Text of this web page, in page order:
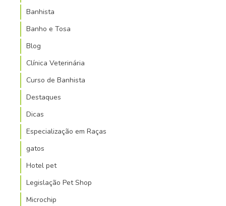
Banhista
Banho e Tosa
Blog
Clínica Veterinária
Curso de Banhista
Destaques
Dicas
Especialização em Raças
gatos
Hotel pet
Legislação Pet Shop
Microchip